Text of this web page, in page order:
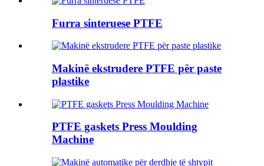
Furra sinteruese PTFE
Makinë ekstrudere PTFE për paste
plastike
PTFE gaskets Press Moulding
Machine